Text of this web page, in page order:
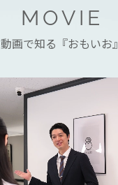
MOVIE
動画で知る『おもいお』